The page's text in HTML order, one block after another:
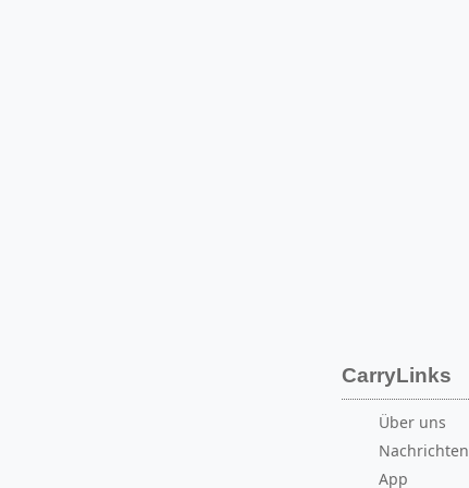
CarryLinks
Über uns
Nachrichten
App